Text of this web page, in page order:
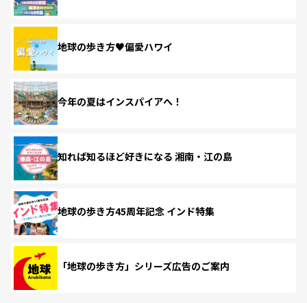
地球の歩き方♥偏愛ハワイ
今年の夏はインスパイアへ！
知れば知るほど好きになる 湘南・江の島
地球の歩き方45周年記念 インド特集
「地球の歩き方」シリーズ広告のご案内